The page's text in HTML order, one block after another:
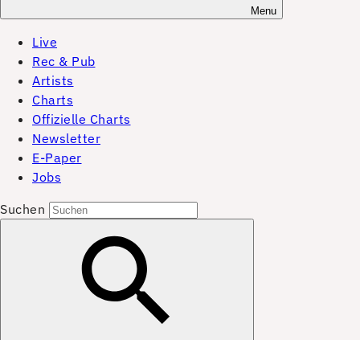
Menu
Live
Rec & Pub
Artists
Charts
Offizielle Charts
Newsletter
E-Paper
Jobs
Suchen